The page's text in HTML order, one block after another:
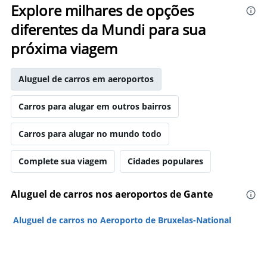
Explore milhares de opções
diferentes da Mundi para sua
próxima viagem
Aluguel de carros em aeroportos
Carros para alugar em outros bairros
Carros para alugar no mundo todo
Complete sua viagem Cidades populares
Aluguel de carros nos aeroportos de Gante
Aluguel de carros no Aeroporto de Bruxelas-National